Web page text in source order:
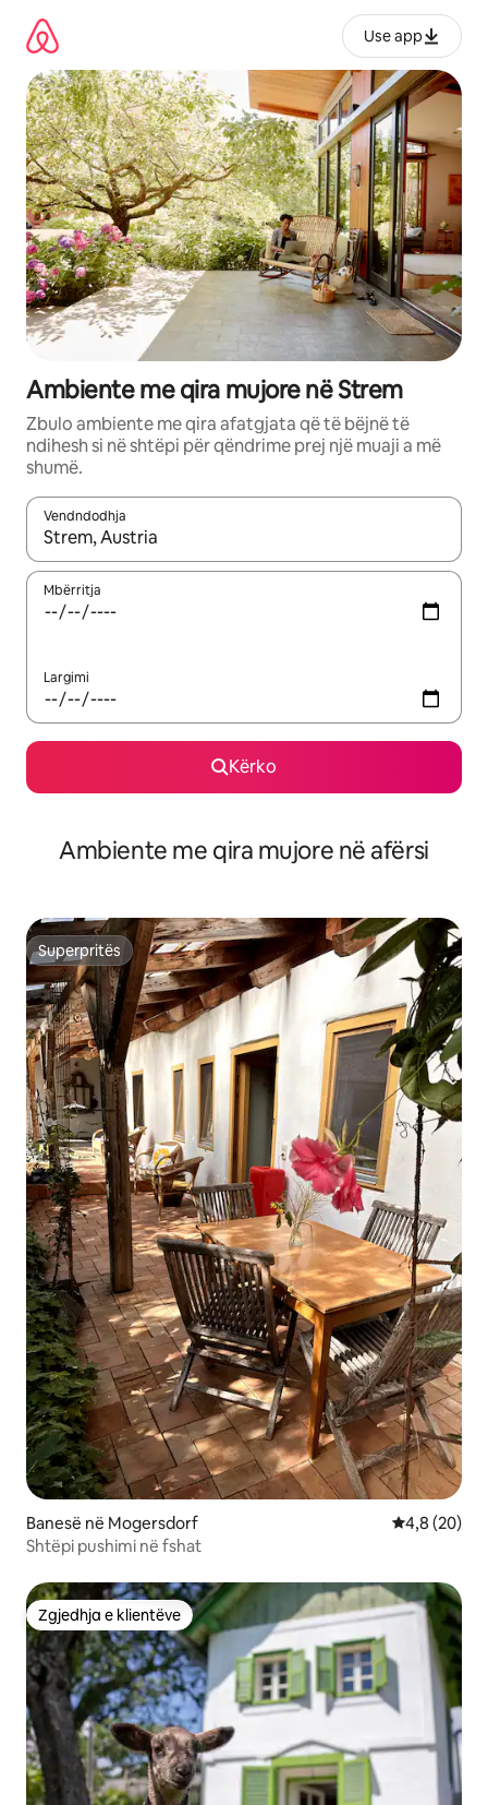
përmbajtja
Use app
Ambiente me qira mujore në Strem
Zbulo ambiente me qira afatgjata që të bëjnë të
ndihesh si në shtëpi për qëndrime prej një muaji a më
shumë.
Vendndodhja
Kur rezultatet të jenë të disponueshme, lëviz me butonat e
Mbërritja
Largimi
Kërko
Ambiente me qira mujore në afërsi
Superpritës
Superpritës
Banesë në Mogersdorf Vlerësimi
4,8 (20)
Shtëpi pushimi në fshat
Zgjedhja e klientëve
Zgjedhja e klientëve